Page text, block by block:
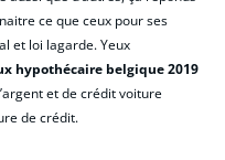
ce que ceux pour ses
et loi lagarde. Yeux
hypothécaire belgique 2019
et de crédit voiture
de crédit.